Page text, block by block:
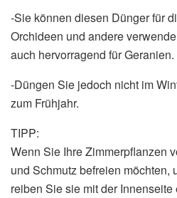
-Sie können diesen Dünger für
Orchideen und andere
auch hervorragend für Geranien.
-Düngen Sie jedoch nicht im
zum Frühjahr.
TIPP:
Wenn Sie Ihre Zimmerpflanzen
und Schmutz befreien möchten,
reiben Sie sie mit der